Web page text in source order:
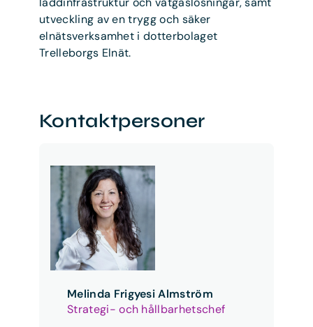
utveckling av en trygg och säker
elnätsverksamhet i dotterbolaget
Trelleborgs Elnät.
Kontaktpersoner
Melinda Frigyesi Almström
Strategi- och hållbarhetschef